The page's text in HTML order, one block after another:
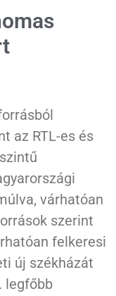
az RTL-es és
várhatóan
szerint
felkeresi
új székházát
legfőbb